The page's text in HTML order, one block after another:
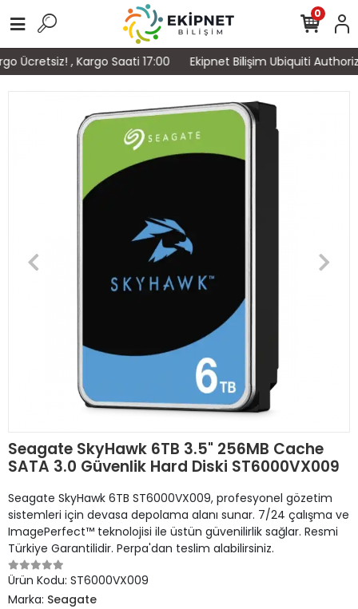
Ücretsiz! , Kargo Saati 17:00 Ekipnet Bilişim Ubiquiti
0
Seagate SkyHawk 6TB 3.5" 256MB Cache
SATA 3.0 Güvenlik Hard Diski ST6000VX009
Seagate SkyHawk 6TB ST6000VX009, profesyonel gözetim
sistemleri için devasa depolama alanı sunar. 7/24 çalışma ve
ImagePerfect™ teknolojisi ile üstün güvenilirlik sağlar. Resmi
Türkiye Garantilidir. Perpa'dan teslim alabilirsiniz.
Ürün Kodu: ST6000VX009
Marka: Seagate